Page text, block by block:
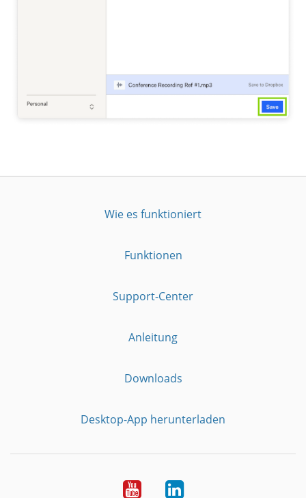
Wie es funktioniert
Funktionen
Support-Center
Anleitung
Downloads
Desktop-App herunterladen
YouTubeLinkedIn